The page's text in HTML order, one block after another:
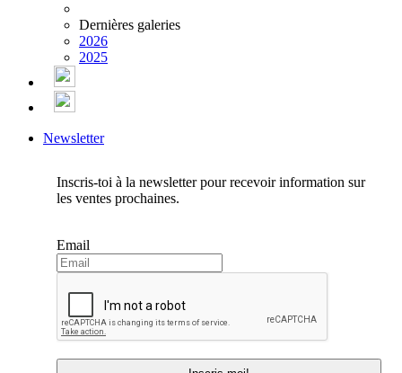
Dernières galeries
2026
2025
Newsletter
Inscris-toi à la newsletter pour recevoir information sur
les ventes prochaines.
Email